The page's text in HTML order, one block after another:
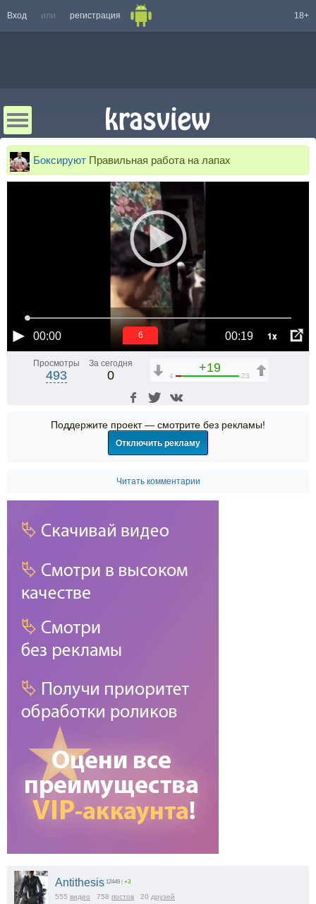
Вход или регистрация 18+
Боксируют Правильная работа на лапах
00:00 00:19 1x
6
Просмотры
493
За сегодня
0
+19
4 23
Поддержите проект — смотрите без рекламы!
Отключить рекламу
Читать комментарии
Antithesis 12449 | +3
555 видео 758 постов 20 друзей